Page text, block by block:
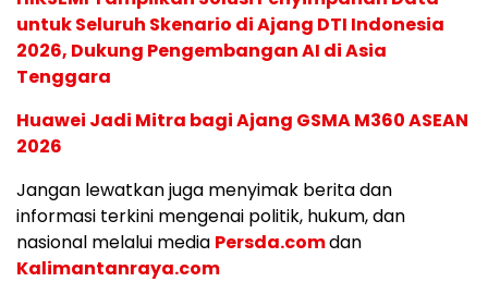
untuk Seluruh Skenario di Ajang DTI Indonesia
2026, Dukung Pengembangan AI di Asia
Tenggara
Huawei Jadi Mitra bagi Ajang GSMA M360 ASEAN
2026
Jangan lewatkan juga menyimak berita dan
informasi terkini mengenai politik, hukum, dan
nasional melalui media Persda.comdan
Kalimantanraya.com